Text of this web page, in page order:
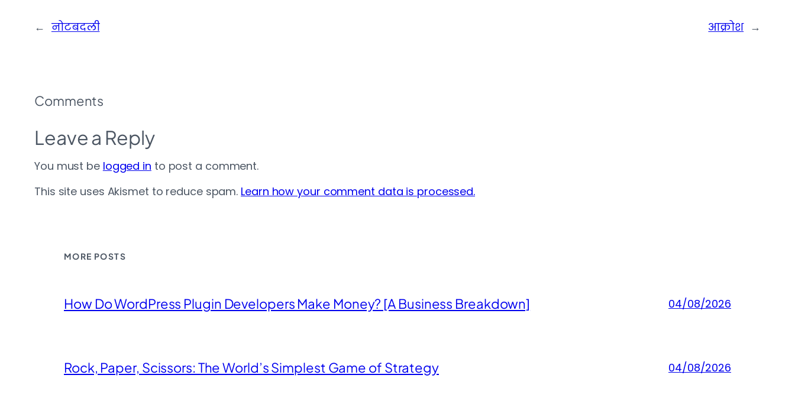
← नोटबदली आक्रोश →
Comments
Leave a Reply
You must be logged in to post a comment.
This site uses Akismet to reduce spam. Learn how your comment data is processed.
MORE POSTS
How Do WordPress Plugin Developers Make Money? [A Business Breakdown] 04/08/2026
Rock, Paper, Scissors: The World’s Simplest Game of Strategy 04/08/2026